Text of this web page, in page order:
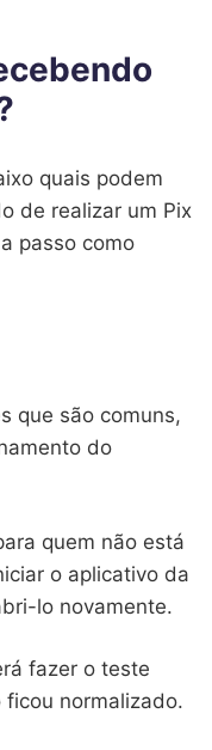
quais podem
de realizar um Pix
passo como
que são comuns,
do
quem não está
o aplicativo da
lo novamente.
fazer o teste
normalizado.